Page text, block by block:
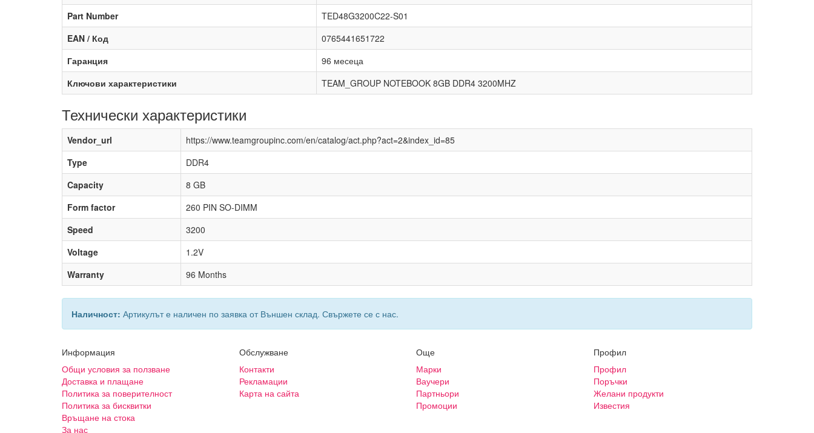
Part Number
TED48G3200C22-S01
EAN / Код
0765441651722
Гаранция
96 месеца
Ключови характеристики
TEAM_GROUP NOTEBOOK 8GB DDR4 3200MHZ
Технически характеристики
Vendor_url
https://www.teamgroupinc.com/en/catalog/act.php?act=2&index_id=85
Type
DDR4
Capacity
8 GB
Form factor
260 PIN SO-DIMM
Speed
3200
Voltage
1.2V
Warranty
96 Months
Наличност: Артикулът е наличен по заявка от Външен склад. Свържете се с нас.
Информация
Общи условия за ползване
Доставка и плащане
Политика за поверителност
Политика за бисквитки
Връщане на стока
За нас
Обслужване
Контакти
Рекламации
Карта на сайта
Още
Марки
Ваучери
Партньори
Промоции
Профил
Профил
Поръчки
Желани продукти
Известия